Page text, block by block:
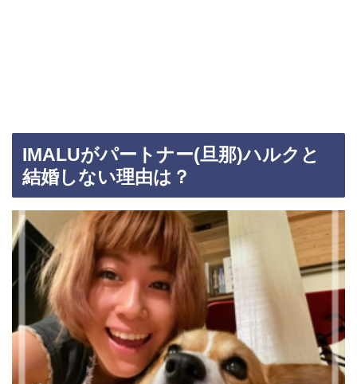
IMALUがパートナー(旦那)ハルクと
結婚しない理由は？